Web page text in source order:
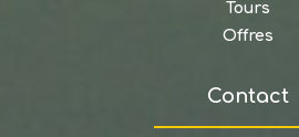
Tours
Offres
Contact